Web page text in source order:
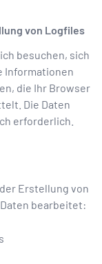
von Logfiles
besuchen, sich
Informationen
die Ihr Browser
Die Daten
erforderlich.
Erstellung von
bearbeitet: